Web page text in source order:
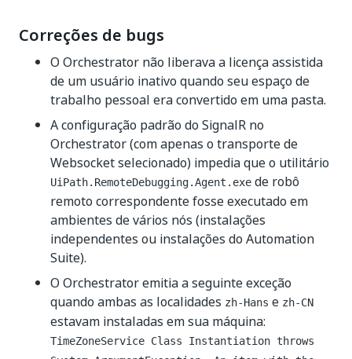
Correções de bugs
O Orchestrator não liberava a licença assistida
de um usuário inativo quando seu espaço de
trabalho pessoal era convertido em uma pasta.
A configuração padrão do SignalR no
Orchestrator (com apenas o transporte de
Websocket selecionado) impedia que o utilitário
UiPath.RemoteDebugging.Agent.exe de robô
remoto correspondente fosse executado em
ambientes de vários nós (instalações
independentes ou instalações do Automation
Suite).
O Orchestrator emitia a seguinte exceção
quando ambas as localidades zh-Hans e zh-CN
estavam instaladas em sua máquina:
TimeZoneService Class Instantiation throws